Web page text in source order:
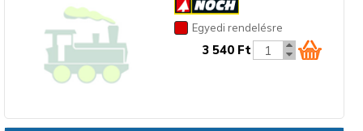
Egyedi rendelésre
3 540 Ft